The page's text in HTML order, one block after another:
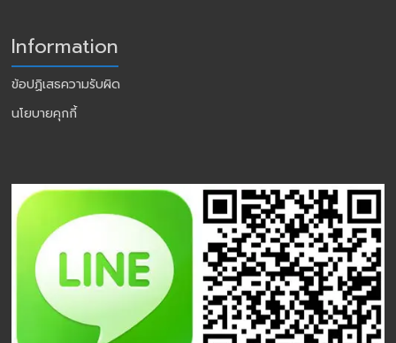
Information
ข้อปฏิเสธความรับผิด
นโยบายคุกกี้